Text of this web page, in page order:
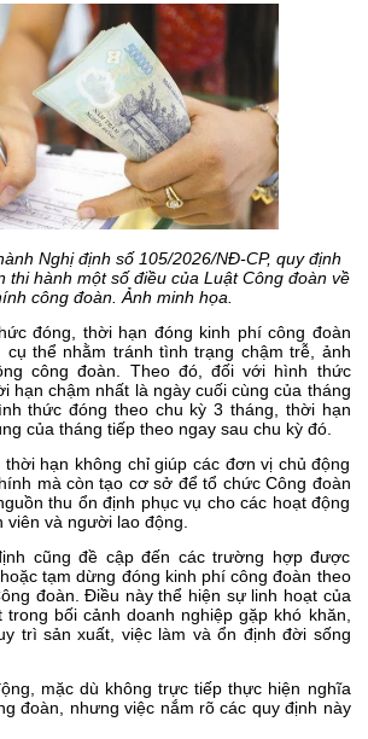
Nghị định số 105/2026/NĐ-CP, quy định
thi hành một số điều của Luật Công đoàn về
công đoàn. Ảnh minh họa.
đóng, thời hạn đóng kinh phí công đoàn
cụ thể nhằm tránh tình trạng chậm trễ, ảnh
công đoàn. Theo đó, đối với hình thức
hạn chậm nhất là ngày cuối cùng của tháng
thức đóng theo chu kỳ 3 tháng, thời hạn
của tháng tiếp theo ngay sau chu kỳ đó.
hạn không chỉ giúp các đơn vị chủ động
mà còn tạo cơ sở để tổ chức Công đoàn
thu ổn định phục vụ cho các hoạt động
viên và người lao động.
cũng đề cập đến các trường hợp được
tạm dừng đóng kinh phí công đoàn theo
đoàn. Điều này thể hiện sự linh hoạt của
trong bối cảnh doanh nghiệp gặp khó khăn,
trì sản xuất, việc làm và ổn định đời sống
mặc dù không trực tiếp thực hiện nghĩa
đoàn, nhưng việc nắm rõ các quy định này